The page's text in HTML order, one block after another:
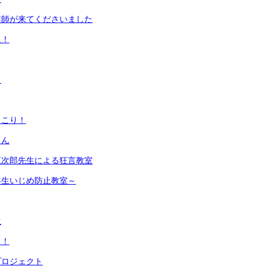
が来てくださいました
り！
郎先生による狂言教室
いじめ防止教室～
ジェクト